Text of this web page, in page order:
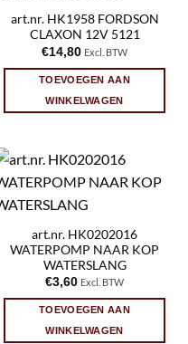
art.nr. HK1958 FORDSON
CLAXON 12V 5121
€14,80 Excl. BTW
TOEVOEGEN AAN
WINKELWAGEN
art.nr. HK0202016
WATERPOMP NAAR KOP
WATERSLANG
€3,60 Excl. BTW
TOEVOEGEN AAN
WINKELWAGEN